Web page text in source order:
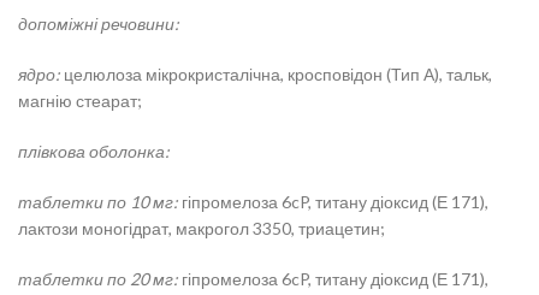
допоміжні речовини:
ядро: целюлоза мікрокристалічна, кросповідон (Тип А), тальк,
магнію стеарат;
плівкова оболонка:
таблетки по 10 мг: гіпромелоза 6cP, титану діоксид (Е 171),
лактози моногідрат, макрогол 3350, триацетин;
таблетки по 20 мг: гіпромелоза 6cP, титану діоксид (Е 171),